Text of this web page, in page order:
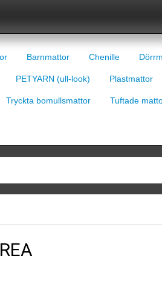
Barnmattor Chenille
PETYARN (ull-look) Plastmattor
Tryckta bomullsmattor Tuftade